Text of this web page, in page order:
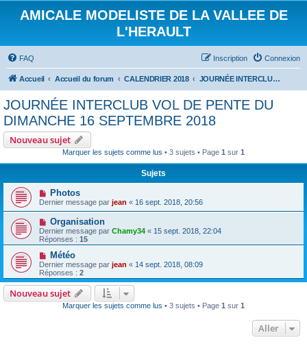
AMICALE MODELISTE DE LA VALLEE DE
L'HERAULT
FAQ Connexion
Inscription
Accueil Accueil du forum CALENDRIER 2018 JOURNÉE INTERCLUB VOL DE PENTE DU DIMANCHE 16 SEPTEMBRE 2018
JOURNÉE INTERCLUB VOL DE PENTE DU
DIMANCHE 16 SEPTEMBRE 2018
Nouveau sujet
Marquer les sujets comme lus • 3 sujets • Page 1 sur 1
Sujets
Photos
Dernier message par jean « 16 sept. 2018, 20:56
Organisation
Dernier message par Chamy34 « 15 sept. 2018, 22:04
Réponses : 15
Météo
Dernier message par jean « 14 sept. 2018, 08:09
Réponses : 2
Nouveau sujet
Marquer les sujets comme lus • 3 sujets • Page 1 sur 1
Aller